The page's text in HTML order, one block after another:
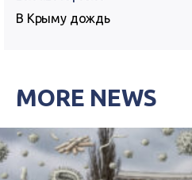
В Крыму дождь
MORE NEWS